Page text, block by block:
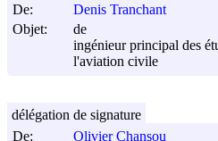
De:
Denis Tranchant
Objet:
de
ingénieur principal des
l'aviation civile
De:
Olivier Chansou
délégation de signature